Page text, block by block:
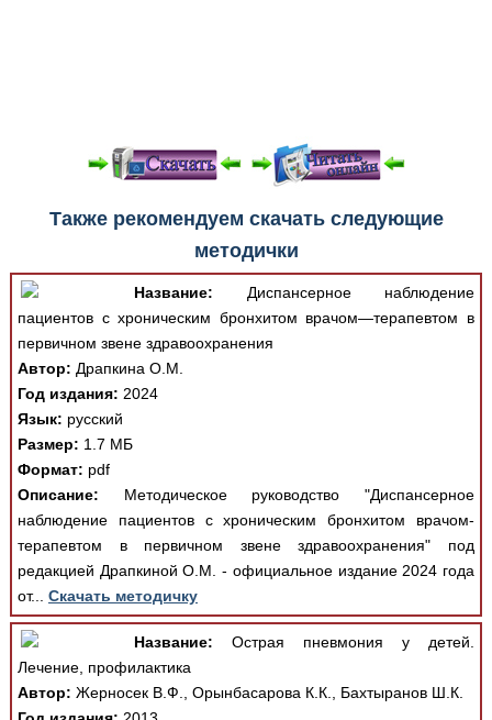
При просмотре в режиме "Читать онлайн" возможны
различные ошибки отображения документа в результате
отсутствия поддержки Вашим браузером шрифтов и
изменения размеров исходных шаблонов. При
скачивании документа данная ошибка устраняется Вашим
Также рекомендуем скачать следующие
методички
Название: Диспансерное наблюдение
пациентов с хроническим бронхитом врачом—терапевтом в
первичном звене здравоохранения
Автор: Драпкина О.М.
Год издания: 2024
Язык: русский
Размер: 1.7 МБ
Формат: pdf
Описание: Методическое руководство "Диспансерное
наблюдение пациентов с хроническим бронхитом врачом-
терапевтом в первичном звене здравоохранения" под
редакцией Драпкиной О.М. - официальное издание 2024 года
от... Скачать методичку
Название: Острая пневмония у детей.
Лечение, профилактика
Автор: Жерносек В.Ф., Орынбасарова К.К., Бахтыранов Ш.К.